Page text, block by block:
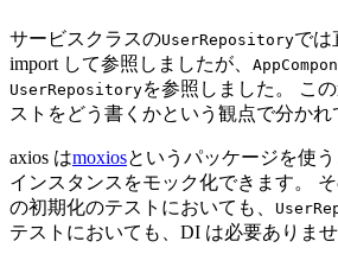
サービスクラスのUserRepositoryでは
import して参照しましたが、
UserRepositoryを参照しました。 こ
ストをどう書くかという観点で分かれ
axios はmoxiosというパッケージを使
インスタンスをモック化できます。 そ
の初期化のテストにおいても、
テストにおいても、DI は必要ありませ